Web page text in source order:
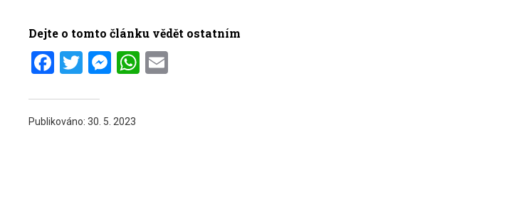
Dejte o tomto článku vědět ostatním
Facebook
Twitter
Messenger
WhatsApp
Publikováno: 30. 5. 2023